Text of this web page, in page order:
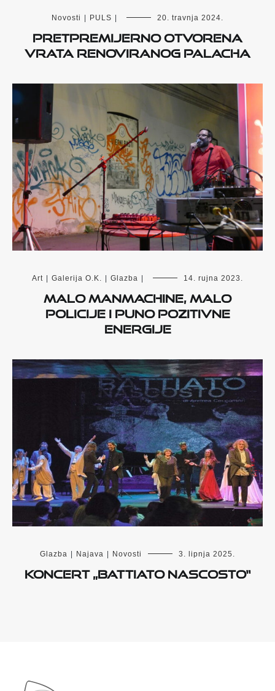
Novosti PULS 20. travnja 2024.
Pretpremijerno otvorena
vrata renoviranog Palacha
Art Galerija O.K. Glazba 14. rujna 2023.
Malo ManMachine, malo
policije i puno pozitivne
energije
Glazba Najava Novosti 3. lipnja 2025.
Koncert „Battiato Nascosto“